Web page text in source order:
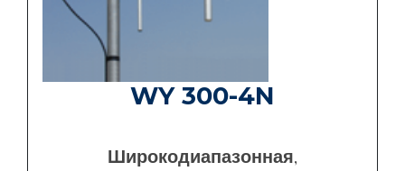
WY 300-4N
Широкодиапазонная,